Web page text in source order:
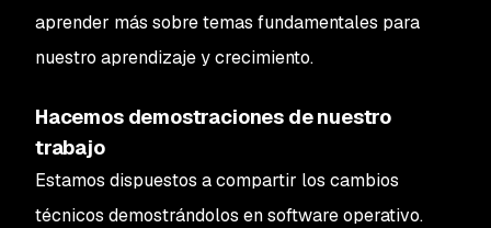
aprender más sobre temas fundamentales para
nuestro aprendizaje y crecimiento.
Hacemos demostraciones de nuestro
trabajo
Estamos dispuestos a compartir los cambios
técnicos demostrándolos en software operativo.